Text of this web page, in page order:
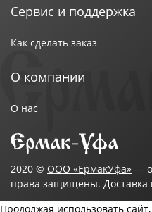
Сервис и поддержка
Как сделать заказ
О компании
О нас
2020 © ООО «ЕрмакУфа» —
права защищены. Доставка
Продолжая использовать